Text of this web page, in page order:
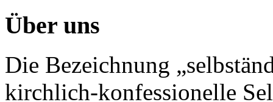
Über uns
Die Bezeichnung
kirchlich-konfessionelle